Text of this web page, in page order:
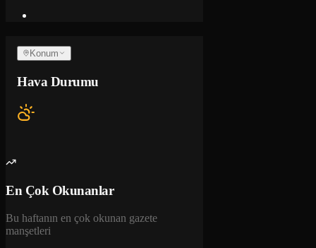
Konum
Hava Durumu
En Çok Okunanlar
Bu haftanın en çok okunan gazete
manşetleri